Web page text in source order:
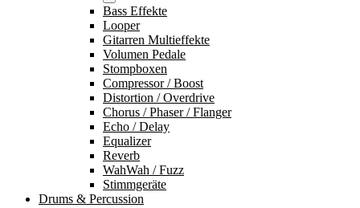
Bass Effekte
Looper
Gitarren Multieffekte
Volumen Pedale
Stompboxen
Compressor / Boost
Distortion / Overdrive
Chorus / Phaser / Flanger
Echo / Delay
Equalizer
Reverb
WahWah / Fuzz
Stimmgeräte
Drums & Percussion